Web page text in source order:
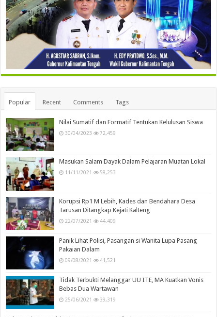
Popular Recent Comments Tags
Nilai Sumatif dan Formatif Tentukan Kelulusan Siswa
30/04/2023 72,459
Masukan Salam Dayak Dalam Pelajaran Muatan Lokal
11/11/2021 58,253
Korupsi Rp1 M Lebih, Kades dan Bendahara Desa
Tarusan Ditangkap Kejati Kalteng
22/07/2021 44,409
Panik Lihat Polisi, Pasangan si Wanita Lupa Pasang
Pakaian Dalam
09/08/2021 41,521
Tidak Terbukti Melanggar UU ITE, MA Kuatkan Vonis
Bebas Dua Wartawan
25/06/2021 39,319